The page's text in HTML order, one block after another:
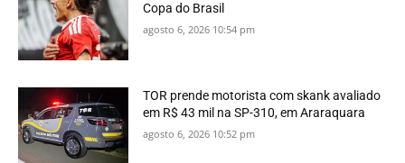
Copa do Brasil
agosto 6, 2026 10:54 pm
TOR prende motorista com skank avaliado
em R$ 43 mil na SP-310, em Araraquara
agosto 6, 2026 10:52 pm